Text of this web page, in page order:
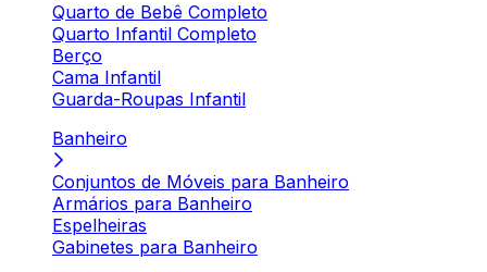
Quarto de Bebê Completo
Quarto Infantil Completo
Berço
Cama Infantil
Guarda-Roupas Infantil
Banheiro
Conjuntos de Móveis para Banheiro
Armários para Banheiro
Espelheiras
Gabinetes para Banheiro